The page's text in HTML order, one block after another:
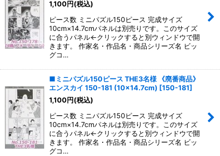
1,100円(税込)
ピース数 ミニパズル150ピース 完成サイズ
10cm×14.7cmパネルは別売りです。このサイズ
に合うパネル←クリックすると別ウィンドウで開
きます。 作家名・作品名・商品シリーズ名 ビッ
グコ…
■ミニパズル150ピース THE3名様 《廃番商品》
エンスカイ 150-181 (10×14.7cm) [150-181]
1,100円(税込)
ピース数 ミニパズル150ピース 完成サイズ
10cm×14.7cmパネルは別売りです。このサイズ
に合うパネル←クリックすると別ウィンドウで開
きます。 作家名・作品名・商品シリーズ名 ビッ
グコ…